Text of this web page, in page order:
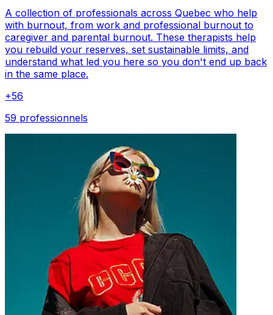
A collection of professionals across Quebec who help
with burnout, from work and professional burnout to
caregiver and parental burnout. These therapists help
you rebuild your reserves, set sustainable limits, and
understand what led you here so you don't end up back
in the same place.
+56
59 professionnels